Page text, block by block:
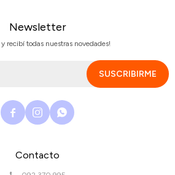
Contacto
Newsletter
y recibí todas nuestras novedades!
SUSCRIBIRME
  